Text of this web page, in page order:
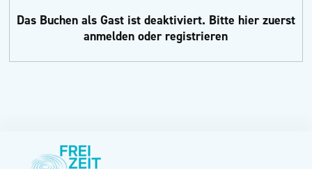
Das Buchen als Gast ist deaktiviert. Bitte hier zuerst
anmelden oder registrieren